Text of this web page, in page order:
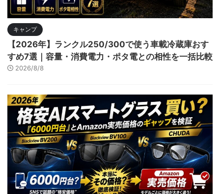
キャンプ
【2026年】ランクル250/300で使う車載冷蔵庫おす
すめ7選｜容量・消費電力・ポタ電との相性を一括比較
2026/8/8